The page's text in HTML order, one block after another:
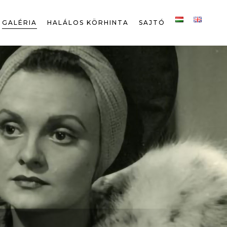
GALÉRIA HALÁLOS KÖRHINTA SAJTÓ